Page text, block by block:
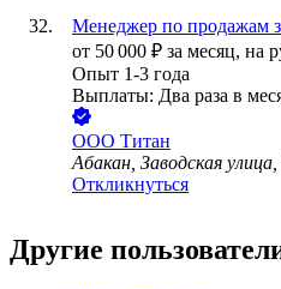
Менеджер по продажам
от 50 000 ₽ за месяц, на
Опыт 1-3 года
Выплаты: Два раза в
ООО Титан
Абакан, Заводская
Откликнуться
Другие